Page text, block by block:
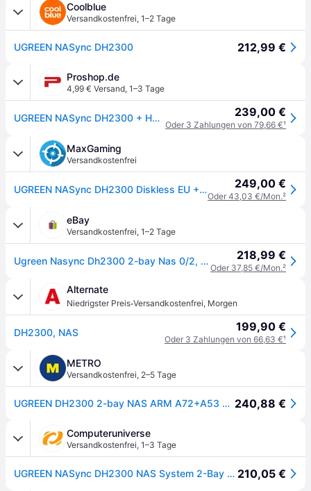
Coolblue
Versandkostenfrei, 1–2 Tage
UGREEN NASync DH2300 212,99 €
Proshop.de
4,99 € Versand, 1–3 Tage
UGREEN NASync DH2300 + HDMI cable - NAS Server 239,00 €
Oder 3 Zahlungen von 79,66 €¹
MaxGaming
Versandkostenfrei
UGREEN NASync DH2300 Diskless EU + HDMI Kabel 249,00 €
Oder 43,03 €/Mon.²
eBay
Versandkostenfrei, 1–2 Tage
Ugreen Nasync Dh2300 2-bay Nas 0/2, 1x Gbe, 1x Usb-c, 2x Usb-a, 4gb Ram 218,99 €
Oder 37,85 €/Mon.²
Alternate
Niedrigster Preis·Versandkostenfrei, Morgen
DH2300, NAS 199,90 €
Oder 3 Zahlungen von 66,63 €¹
METRO
Versandkostenfrei, 2–5 Tage
UGREEN DH2300 2-bay NAS ARM A72+A53 Diskless EU + HDMI Cable 240,88 €
Computeruniverse
Versandkostenfrei, 1–3 Tage
UGREEN NASync DH2300 NAS System 2-Bay + HDMI-Kabel 210,05 €